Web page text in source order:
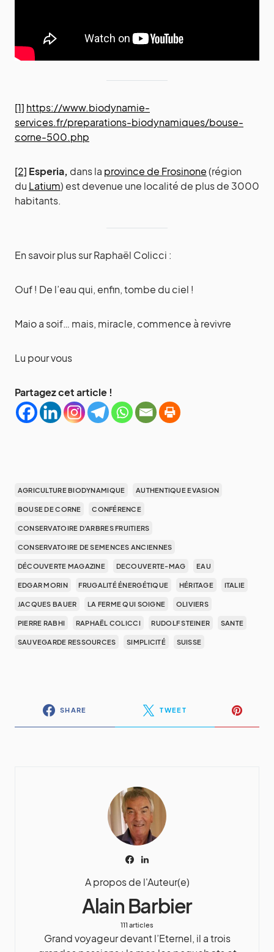
[1] https://www.biodynamie-
services.fr/preparations-biodynamiques/bouse-
corne-500.php
[2] Esperia, dans la province de Frosinone(région
du Latium) est devenue une localité de plus de 3000
habitants.
En savoir plus sur Raphaël Colicci :
Ouf ! De l’eau qui, enfin, tombe du ciel !
Maio a soif… mais, miracle, commence à revivre
Lu pour vous
Partagez cet article !
AGRICULTURE BIODYNAMIQUE AUTHENTIQUE EVASION
BOUSE DE CORNE CONFÉRENCE
CONSERVATOIRE D'ARBRES FRUITIERS
CONSERVATOIRE DE SEMENCES ANCIENNES
DÉCOUVERTE MAGAZINE DECOUVERTE-MAG EAU
EDGAR MORIN FRUGALITÉ ÉNERGÉTIQUE HÉRITAGE ITALIE
JACQUES BAUER LA FERME QUI SOIGNE OLIVIERS
PIERRE RABHI RAPHAËL COLICCI RUDOLF STEINER SANTE
SAUVEGARDE RESSOURCES SIMPLICITÉ SUISSE
SHARE TWEET
A propos de l'Auteur(e)
Alain Barbier
111 articles
Grand voyageur devant l’Eternel, il a trois